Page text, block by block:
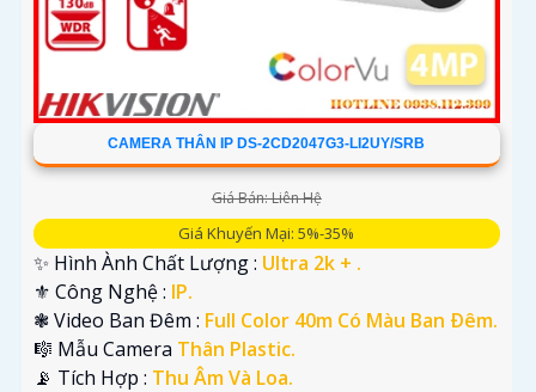
CAMERA THÂN IP DS-2CD2047G3-LI2UY/SRB
Giá Bán: Liên Hệ
Giá Khuyến Mại: 5%-35%
✨ Hình Ành Chất Lượng : Ultra 2k + .
⚜️ Công Nghệ : IP.
❃ Video Ban Đêm : Full Color 40m Có Màu Ban Ðêm.
🎼️ Mẫu Camera Thân Plastic.
️📡 Tích Hợp : Thu Âm Và Loa.